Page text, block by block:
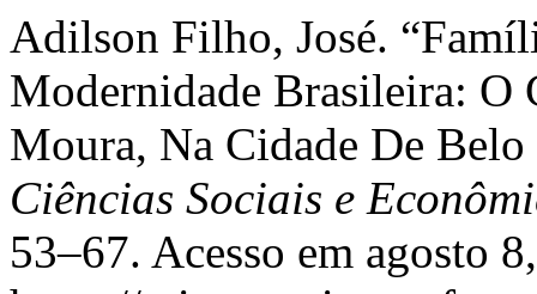
Adilson Filho, José.
Modernidade Brasileira: O
Moura, Na Cidade De
Ciências Sociais e
53–67. Acesso em agosto